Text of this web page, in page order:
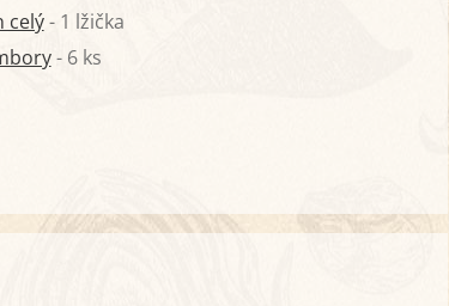
celý- 1 lžička
- 6 ks